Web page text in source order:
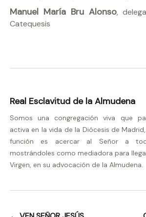
Manuel María Bru Alonso,
Catequesis
Real Esclavitud de la Almudena
Somos una congregación viva que
activa en la vida de la Diócesis de
función es acercar al Señor a
mostrándoles como mediadora para
Virgen, en su advocación de la Almudena.